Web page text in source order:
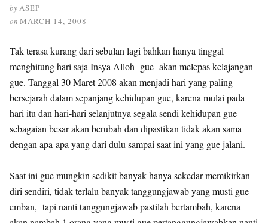
byASEP
on MARCH 14, 2008
Tak terasa kurang dari sebulan lagi bahkan hanya tinggal
menghitung hari saja Insya Alloh gue akan melepas kelajangan
gue. Tanggal 30 Maret 2008 akan menjadi hari yang paling
bersejarah dalam sepanjang kehidupan gue, karena mulai pada
hari itu dan hari-hari selanjutnya segala sendi kehidupan gue
sebagaian besar akan berubah dan dipastikan tidak akan sama
dengan apa-apa yang dari dulu sampai saat ini yang gue jalani.
Saat ini gue mungkin sedikit banyak hanya sekedar memikirkan
diri sendiri, tidak terlalu banyak tanggungjawab yang musti gue
emban, tapi nanti tanggungjawab pastilah bertambah, karena